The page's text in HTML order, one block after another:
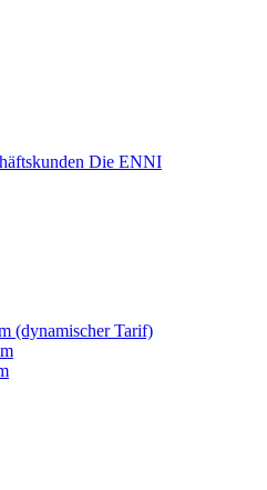
Die ENNI
(dynamischer Tarif)